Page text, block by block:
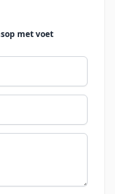
met voet